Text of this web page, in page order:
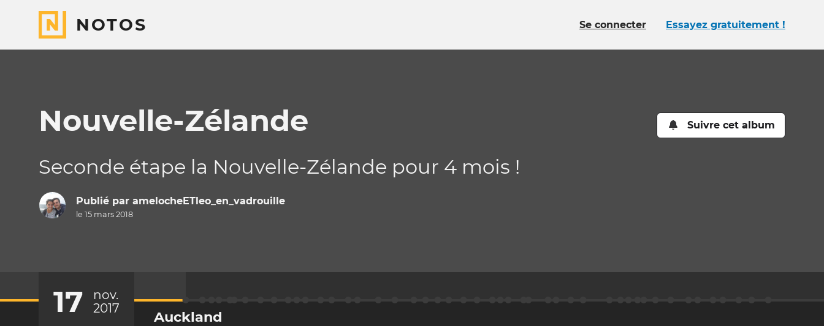
NOTOS Se connecter Essayez gratuitement !
Nouvelle-Zélande Suivre cet album
Seconde étape la Nouvelle-Zélande pour 4 mois !
Publié par amelocheETleo_en_vadrouille
le 15 mars 2018
17
nov.
2017
Auckland